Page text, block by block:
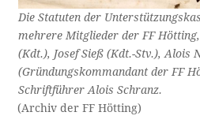
Die Statuten der
mehrere Mitglieder der FF
(Kdt.), Josef Sieß (Kdt.-Stv.), Alois
(Gründungskommandant der FF
Schriftführer Alois Schranz.
(Archiv der FF Hötting)